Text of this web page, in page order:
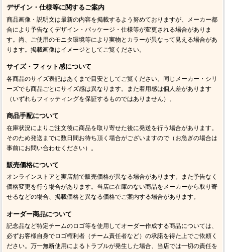
デザイン・仕様等に関するご案内
商品画像・説明文は最新の内容を掲載するよう努めておりますが、メーカー都
合により予告なくデザイン・パッケージ・仕様等が変更される場合がありま
す。尚、ご使用のモニタ環境等により実物とカラーが異なって見える場合があ
ります。掲載画像はイメージとしてご覧ください。
サイズ・フィット感について
各商品のサイズ表記はあくまで目安としてご覧ください。同じメーカー・シリ
ーズでも商品ごとにサイズ感は異なります。また着用感は個人差があります
（いずれもフィッティングを保証するものではありません）。
商品手配について
在庫状況によりご注文後に商品を取り寄せた後に発送を行う場合があります。
そのため発送までに数日間お待ち頂く場合がございますので（お急ぎの場合は
事前にお問い合わせください）。
販売価格について
オンラインストアと実店舗で販売価格が異なる場合があります。また予告なく
価格変更を行う場合があります。当店に在庫のない商品をメーカーから取り寄
せるなどの場合、掲載価格と異なる価格でご案内する場合があります。
オーダー商品について
記念品など特定チームのロゴ等を使用してオーダー作成する商品については、
必ずお客様自身でロゴ権利者（チーム責任者など）の承諾を得た上でご依頼く
ださい。万一無断使用によるトラブルが発生した場合、当店では一切の責任を